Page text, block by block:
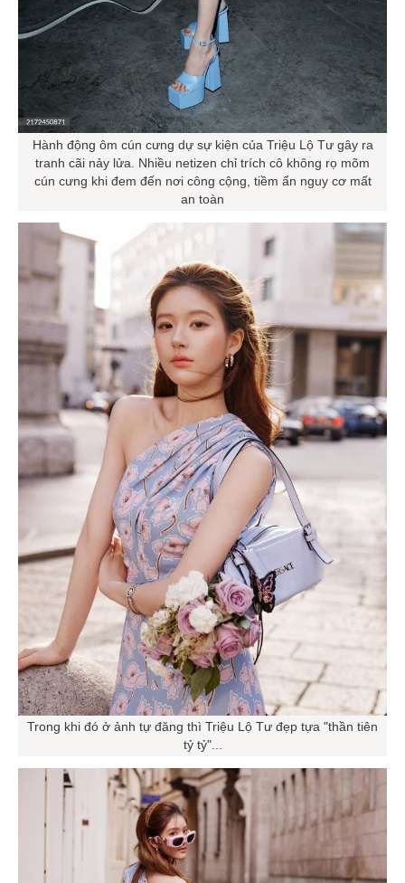
Hành động ôm cún cưng dự sự kiện của Triệu Lộ Tư gây ra
tranh cãi nảy lửa. Nhiều netizen chỉ trích cô không rọ mõm
cún cưng khi đem đến nơi công cộng, tiềm ẩn nguy cơ mất
an toàn
Trong khi đó ở ảnh tự đăng thì Triệu Lộ Tư đẹp tựa "thần tiên
tỷ tỷ"...